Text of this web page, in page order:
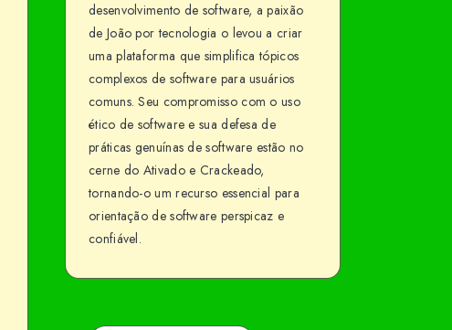
desenvolvimento de software, a paixão
de João por tecnologia o levou a criar
uma plataforma que simplifica tópicos
complexos de software para usuários
comuns. Seu compromisso com o uso
ético de software e sua defesa de
práticas genuínas de software estão no
cerne do Ativado e Crackeado,
tornando-o um recurso essencial para
orientação de software perspicaz e
confiável.